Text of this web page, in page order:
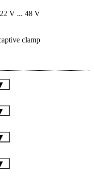
22 V ... 48 V
clamp